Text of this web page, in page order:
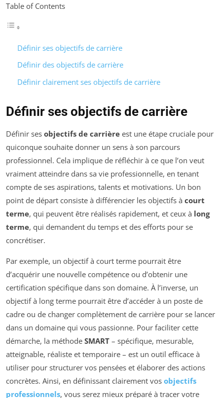
Table of Contents
Définir ses objectifs de carrière
Définir des objectifs de carrière
Définir clairement ses objectifs de carrière
Définir ses objectifs de carrière
Définir ses objectifs de carrière est une étape cruciale pour
quiconque souhaite donner un sens à son parcours
professionnel. Cela implique de réfléchir à ce que l’on veut
vraiment atteindre dans sa vie professionnelle, en tenant
compte de ses aspirations, talents et motivations. Un bon
point de départ consiste à différencier les objectifs à court
terme, qui peuvent être réalisés rapidement, et ceux à long
terme, qui demandent du temps et des efforts pour se
concrétiser.
Par exemple, un objectif à court terme pourrait être
d’acquérir une nouvelle compétence ou d’obtenir une
certification spécifique dans son domaine. À l’inverse, un
objectif à long terme pourrait être d’accéder à un poste de
cadre ou de changer complètement de carrière pour se lancer
dans un domaine qui vous passionne. Pour faciliter cette
démarche, la méthode SMART – spécifique, mesurable,
atteignable, réaliste et temporaire – est un outil efficace à
utiliser pour structurer vos pensées et élaborer des actions
concrètes. Ainsi, en définissant clairement vos objectifs
professionnels, vous serez mieux préparé à tracer votre